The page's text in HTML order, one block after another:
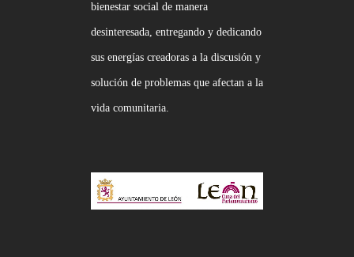
bienestar social de manera
desinteresada, entregando y dedicando
sus energías creadoras a la discusión y
solución de problemas que afectan a la
vida comunitaria.